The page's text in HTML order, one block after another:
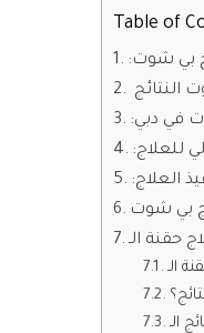
Table of
بي شوت
النتائج
في دبي
للعلاج
العلاج